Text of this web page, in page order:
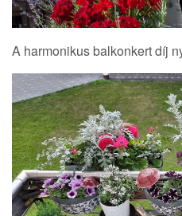
A harmonikus balkonkert díj